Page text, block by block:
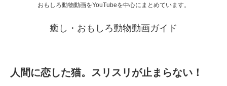
おもしろ動物動画をYouTubeを中心にまとめています。
癒し・おもしろ動物動画ガイド
人間に恋した猫。スリスリが止まらない！